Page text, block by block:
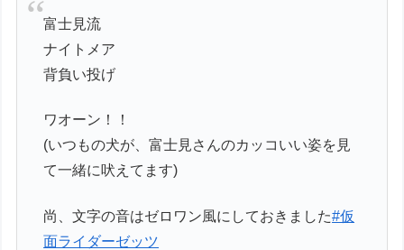
富士見流
ナイトメア
背負い投げ
ワオーン！！
(いつもの犬が、富士見さんのカッコいい姿を見
て一緒に吠えてます)
尚、文字の音はゼロワン風にしておきました#仮
面ライダーゼッツ